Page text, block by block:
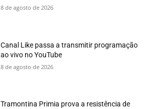
8 de agosto de 2026
Canal Like passa a transmitir programação
ao vivo no YouTube
8 de agosto de 2026
Tramontina Primia prova a resistência de